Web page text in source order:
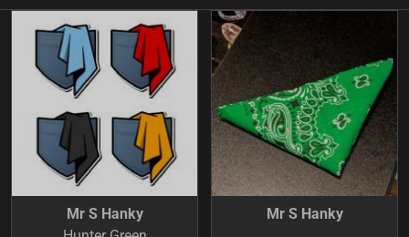
Mr S Hanky
Mr S Hanky